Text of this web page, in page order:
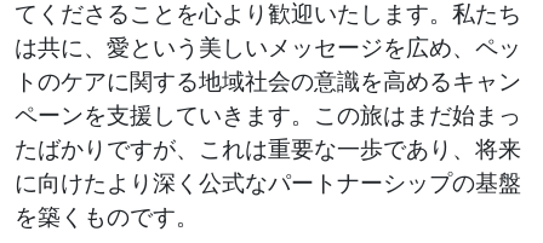
てくださることを心より歓迎いたします。私たち
は共に、愛という美しいメッセージを広め、ペッ
トのケアに関する地域社会の意識を高めるキャン
ペーンを支援していきます。この旅はまだ始まっ
たばかりですが、これは重要な一歩であり、将来
に向けたより深く公式なパートナーシップの基盤
を築くものです。